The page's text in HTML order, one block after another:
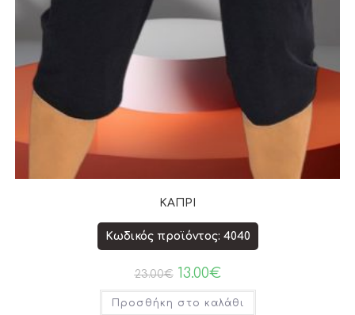
ΚΑΠΡΙ
Κωδικός προϊόντος: 4040
23.00€ 13.00€
Προσθήκη στο καλάθι